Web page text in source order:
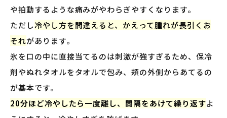
や拍動するような痛みがやわらぎやすくなります。
ただし冷やし方を間違えると、かえって腫れが長引くお
それがあります。
氷を口の中に直接当てるのは刺激が強すぎるため、保冷
剤やぬれタオルをタオルで包み、頬の外側からあてるの
が基本です。
20分ほど冷やしたら一度離し、間隔をあけて繰り返すよ